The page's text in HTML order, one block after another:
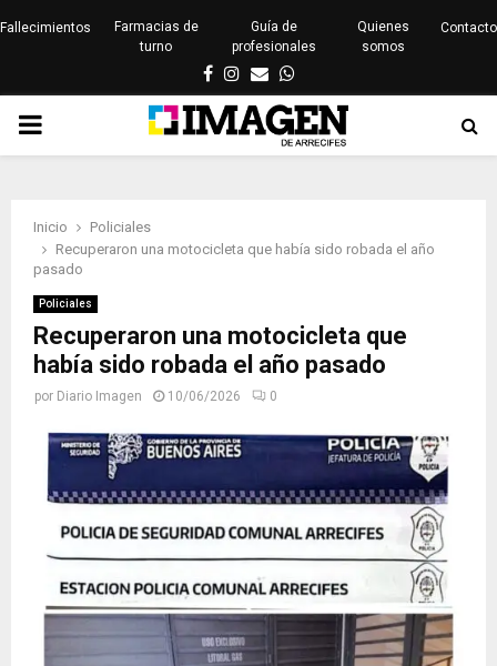
Fallecimientos
Farmacias de
turno
Guía de
profesionales
Quienes
somos
Contacto
Facebook
Instagram
EmailWhatsapp
PRIMARY
Inicio
Policiales
Recuperaron una motocicleta que había sido robada el año
pasado
Policiales
Recuperaron una motocicleta que
había sido robada el año pasado
por Diario Imagen 10/06/2026 0